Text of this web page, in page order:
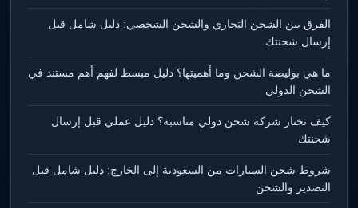
الفرق بين الشحن التجاري والشحن الشخصي: دليل شامل قبل
إرسال شحنتك
ما هي بوليصة الشحن وما أهميتها؟ دليل مبسط لفهم أهم مستند في
الشحن الدولي
كيف تختار شركة شحن دولي مناسبة؟ دليل عملي قبل إرسال
شحنتك
شروط شحن السيارات من السعودية إلى الخارج: دليل شامل قبل
التصدير والشحن